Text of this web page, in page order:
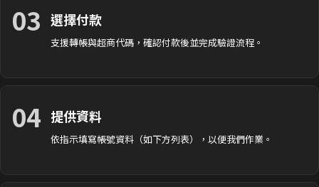
03 選擇付款
支援轉帳與超商代碼，確認付款後並完成驗證流程。
04 提供資料
依指示填寫帳號資料（如下方列表），以便我們作業。